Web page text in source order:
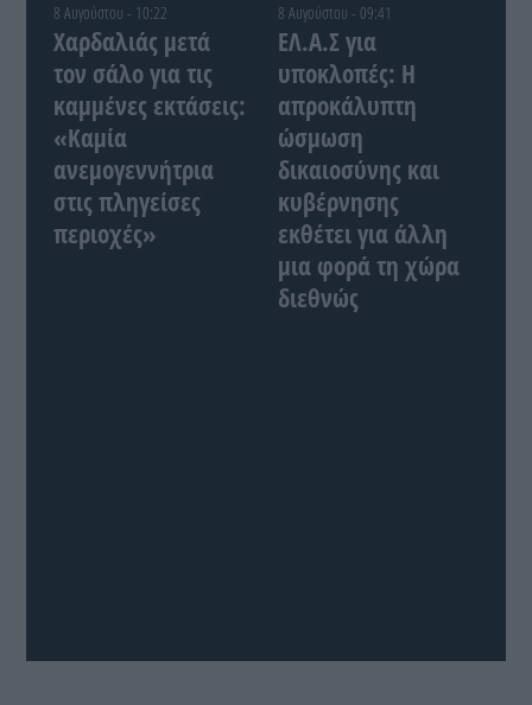
8 Αυγούστου - 10:22
Χαρδαλιάς μετά
τον σάλο για τις
καμμένες εκτάσεις:
«Καμία
ανεμογεννήτρια
στις πληγείσες
περιοχές»
8 Αυγούστου - 09:41
ΕΛ.Α.Σ για
υποκλοπές: Η
απροκάλυπτη
ώσμωση
δικαιοσύνης και
κυβέρνησης
εκθέτει για άλλη
μια φορά τη χώρα
διεθνώς